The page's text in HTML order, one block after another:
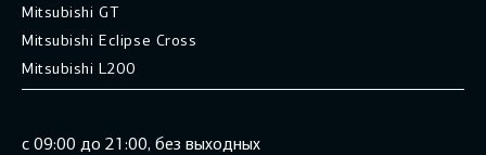
Mitsubishi GT
Mitsubishi Eclipse Cross
Mitsubishi L200
с 09:00 до 21:00, без выходных